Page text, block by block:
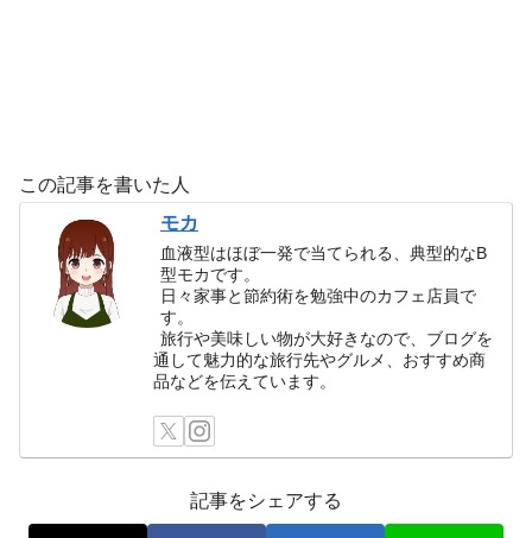
この記事を書いた人
モカ
血液型はほぼ一発で当てられる、典型的なB
型モカです。
日々家事と節約術を勉強中のカフェ店員で
す。
旅行や美味しい物が大好きなので、ブログを
通して魅力的な旅行先やグルメ、おすすめ商
品などを伝えています。
記事をシェアする